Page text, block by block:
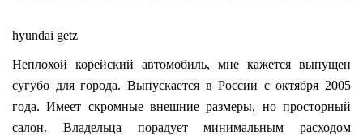
hyundai getz
Неплохой корейский автомобиль, мне кажется выпущен
сугубо для города. Выпускается в России с октября 2005
года. Имеет скромные внешние размеры, но просторный
салон. Владельца порадует минимальным расходом